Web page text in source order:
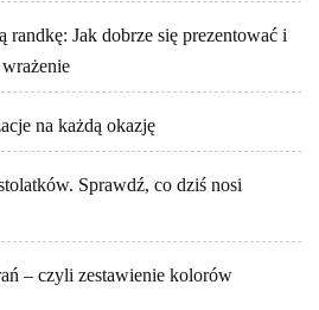
randkę: Jak dobrze się prezentować i
na każdą okazję
Sprawdź, co dziś nosi
– czyli zestawienie kolorów